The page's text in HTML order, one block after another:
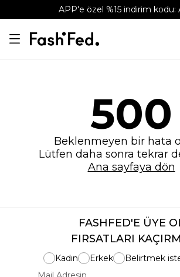
APP'e özel %15 indirim kodu:
500
Beklenmeyen bir hata
Lütfen daha sonra tekrar
Ana sayfaya dön
FASHFED'E ÜYE
FIRSATLARI
Kadın Erkek
Belirtmek